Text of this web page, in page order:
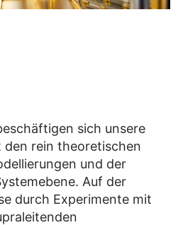
sich unsere
rein theoretischen
und der
Auf der
durch Experimente mit